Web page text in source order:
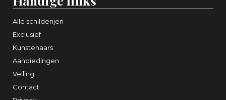
Alle schilderijen
Exclusief
Kunstenaars
Aanbiedingen
Veiling
Contact